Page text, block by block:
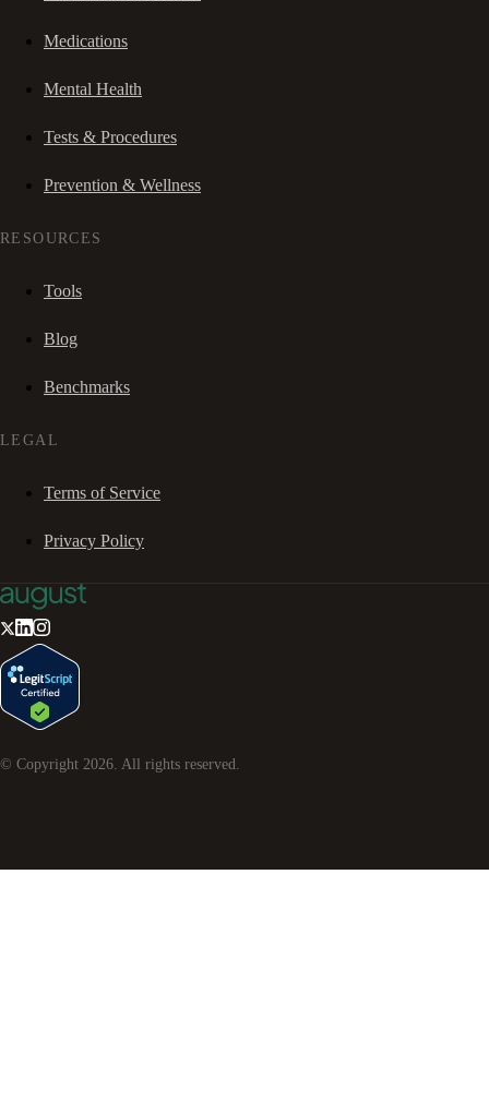
Medications
Mental Health
Tests & Procedures
Prevention & Wellness
RESOURCES
Tools
Blog
Benchmarks
LEGAL
Terms of Service
Privacy Policy
© Copyright 2026. All rights reserved.